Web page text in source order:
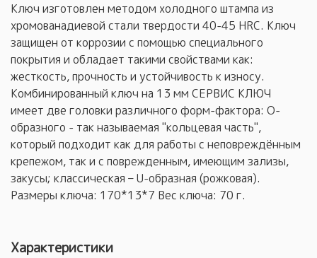
Ключ изготовлен методом холодного штампа из
хромованадиевой стали твердости 40-45 HRC. Ключ
защищен от коррозии с помощью специального
покрытия и обладает такими свойствами как:
жесткость, прочность и устойчивость к износу.
Комбинированный ключ на 13 мм СЕРВИС КЛЮЧ
имеет две головки различного форм-фактора: О-
образного - так называемая "кольцевая часть",
который подходит как для работы с неповреждённым
крепежом, так и с поврежденным, имеющим зализы,
закусы; классическая – U-образная (рожковая).
Размеры ключа: 170*13*7 Вес ключа: 70 г.
Характеристики